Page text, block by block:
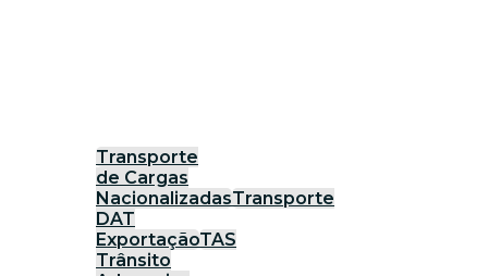
Transporte
de Cargas
NacionalizadasTransporte
DAT
ExportaçãoTAS
Trânsito